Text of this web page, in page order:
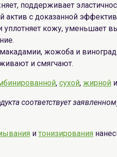
поддерживает
актив с доказанной
уплотняет кожу, уменьшает
жожоба и
и смягчают.
, сухой, жирной и
соответствует
и тонизирования